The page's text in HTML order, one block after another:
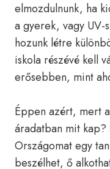
elmozdulnunk, ha
a gyerek, vagy UV-
hozunk létre
iskola részévé kell
erősebben, mint
Éppen azért, mert
áradatban mit
Országomat egy
beszélhet, ő